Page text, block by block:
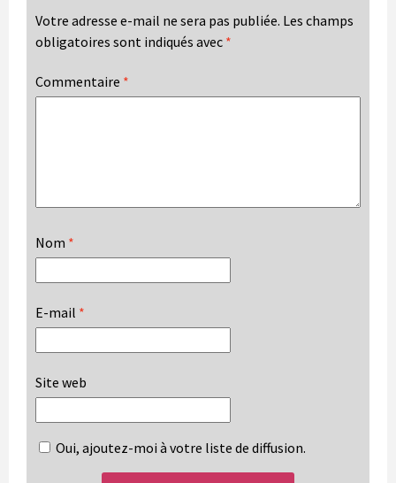
Votre adresse e-mail ne sera pas publiée. Les champs
obligatoires sont indiqués avec *
Commentaire *
Nom *
E-mail *
Site web
Oui, ajoutez-moi à votre liste de diffusion.